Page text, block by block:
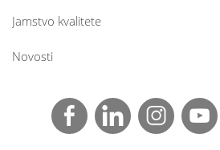
Jamstvo kvalitete
Novosti